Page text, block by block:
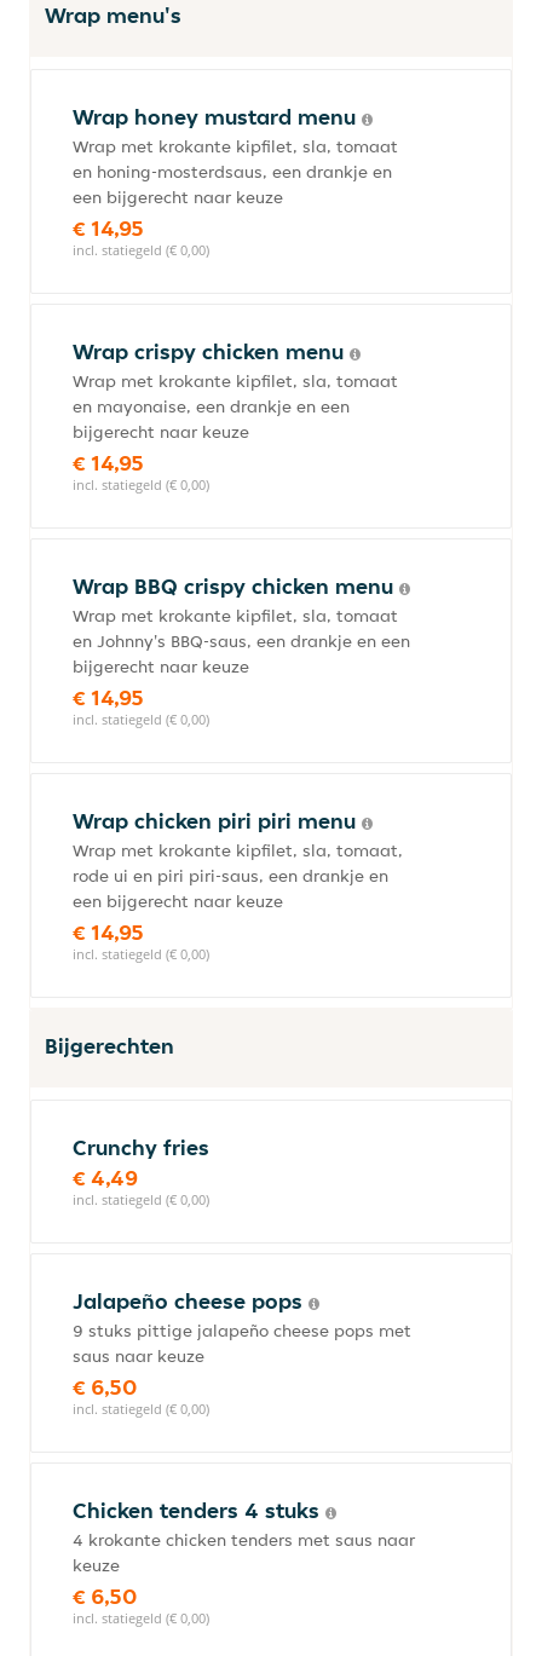
Wrap menu's
Wrap honey mustard menu
Wrap met krokante kipfilet, sla, tomaat
en honing-mosterdsaus, een drankje en
een bijgerecht naar keuze
€ 14,95
incl. statiegeld (€ 0,00)
Wrap crispy chicken menu
Wrap met krokante kipfilet, sla, tomaat
en mayonaise, een drankje en een
bijgerecht naar keuze
€ 14,95
incl. statiegeld (€ 0,00)
Wrap BBQ crispy chicken menu
Wrap met krokante kipfilet, sla, tomaat
en Johnny's BBQ-saus, een drankje en een
bijgerecht naar keuze
€ 14,95
incl. statiegeld (€ 0,00)
Wrap chicken piri piri menu
Wrap met krokante kipfilet, sla, tomaat,
rode ui en piri piri-saus, een drankje en
een bijgerecht naar keuze
€ 14,95
incl. statiegeld (€ 0,00)
Bijgerechten
Crunchy fries
€ 4,49
incl. statiegeld (€ 0,00)
Jalapeño cheese pops
9 stuks pittige jalapeño cheese pops met
saus naar keuze
€ 6,50
incl. statiegeld (€ 0,00)
Chicken tenders 4 stuks
4 krokante chicken tenders met saus naar
keuze
€ 6,50
incl. statiegeld (€ 0,00)